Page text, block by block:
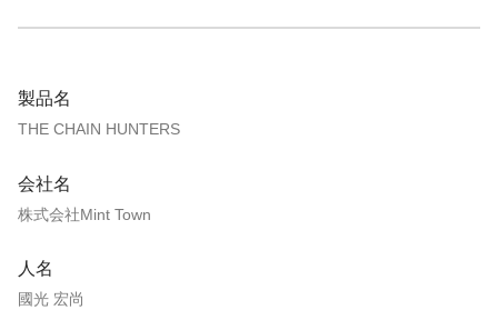
製品名
THE CHAIN HUNTERS
会社名
株式会社Mint Town
人名
國光 宏尚